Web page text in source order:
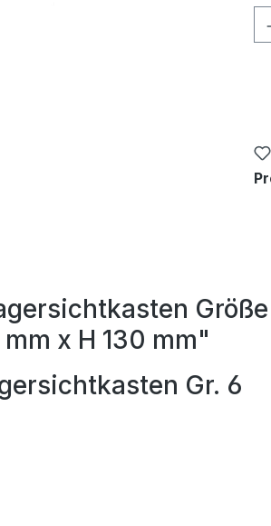
x H 130 mm"
Gr. 6